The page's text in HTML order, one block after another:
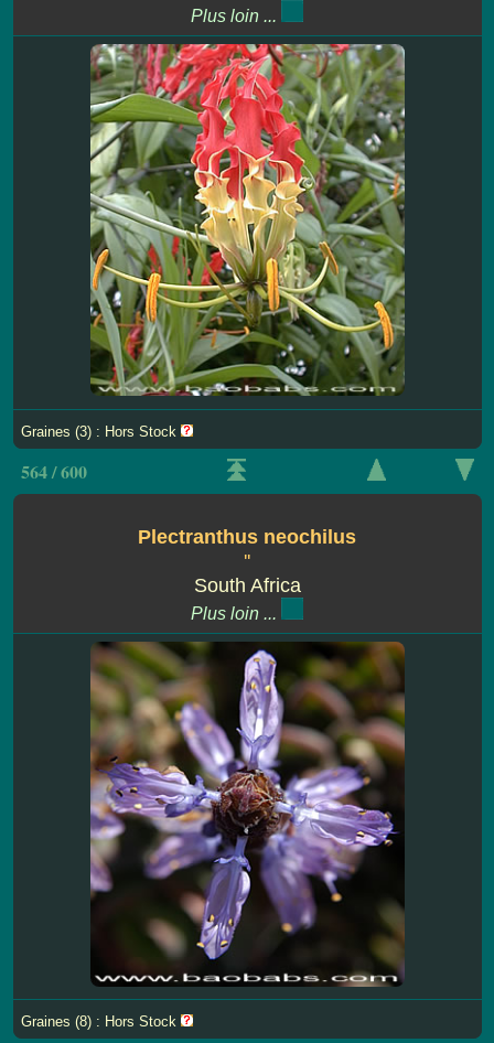
Plus loin ...
Graines (3) : Hors Stock
564 / 600
Plectranthus neochilus
''
South Africa
Plus loin ...
Graines (8) : Hors Stock